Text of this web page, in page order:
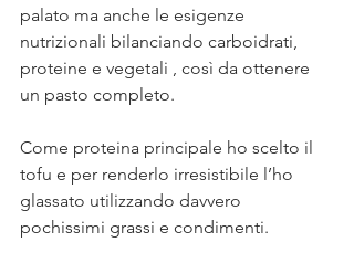
palato ma anche le esigenze
nutrizionali bilanciando carboidrati,
proteine e vegetali , così da ottenere
un pasto completo. ⠀
Come proteina principale ho scelto il
tofu e per renderlo irresistibile l’ho
glassato utilizzando davvero
pochissimi grassi e condimenti.⠀